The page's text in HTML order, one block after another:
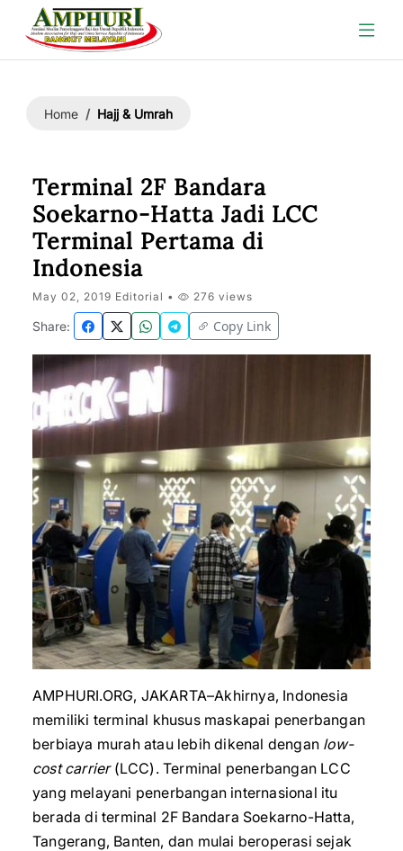
Home Hajj & Umrah
Terminal 2F Bandara
Soekarno-Hatta Jadi LCC
Terminal Pertama di
Indonesia
May 02, 2019 Editorial • 276 views
Share: Copy Link
AMPHURI.ORG, JAKARTA–Akhirnya, Indonesia
memiliki terminal khusus maskapai penerbangan
berbiaya murah atau lebih dikenal dengan low-
cost carrier(LCC). Terminal penerbangan LCC
yang melayani penerbangan internasional itu
berada di terminal 2F Bandara Soekarno-Hatta,
Tangerang, Banten, dan mulai beroperasi sejak